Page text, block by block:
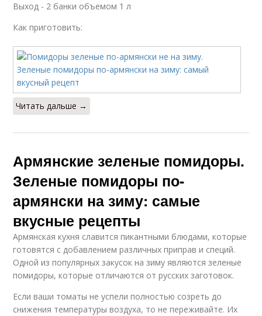
Выход - 2 банки объемом 1 л
Как приготовить:
Читать дальше →
Армянские зеленые помидоры.
Зеленые помидоры по-
армянски на зиму: самые
вкусные рецепты
Армянская кухня славится пикантными блюдами, которые
готовятся с добавлением различных приправ и специй.
Одной из популярных закусок на зиму являются зеленые
помидоры, которые отличаются от русских заготовок.
Если ваши томаты не успели полностью созреть до
снижения температуры воздуха, то не переживайте. Их